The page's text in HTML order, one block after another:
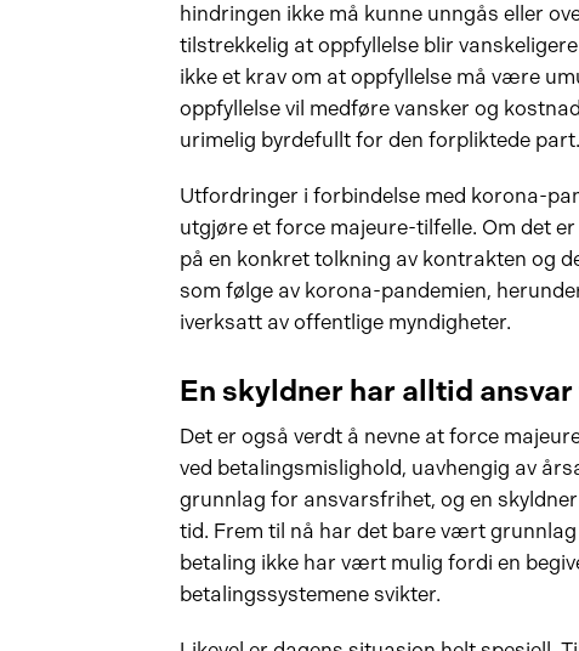
hindringen ikke må kunne unngås eller
tilstrekkelig at oppfyllelse blir
ikke et krav om at oppfyllelse må være
oppfyllelse vil medføre vansker og
urimelig byrdefullt for den forpliktede part.
Utfordringer i forbindelse med korona-
utgjøre et force majeure-tilfelle. Om det
på en konkret tolkning av kontrakten og
som følge av korona-pandemien,
iverksatt av offentlige myndigheter.
En skyldner har alltid
Det er også verdt å nevne at force
ved betalingsmislighold, uavhengig av
grunnlag for ansvarsfrihet, og en
tid. Frem til nå har det bare vært
betaling ikke har vært mulig fordi en
betalingssystemene svikter.